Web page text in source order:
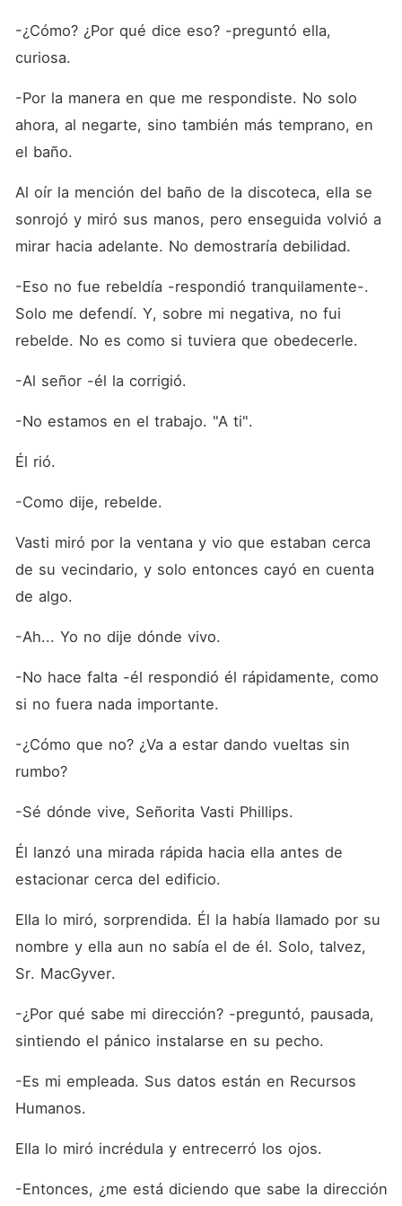
-¿Cómo? ¿Por qué dice eso? -preguntó ella,
curiosa.
-Por la manera en que me respondiste. No solo
ahora, al negarte, sino también más temprano, en
el baño.
Al oír la mención del baño de la discoteca, ella se
sonrojó y miró sus manos, pero enseguida volvió a
mirar hacia adelante. No demostraría debilidad.
-Eso no fue rebeldía -respondió tranquilamente-.
Solo me defendí. Y, sobre mi negativa, no fui
rebelde. No es como si tuviera que obedecerle.
-Al señor -él la corrigió.
-No estamos en el trabajo. "A ti".
Él rió.
-Como dije, rebelde.
Vasti miró por la ventana y vio que estaban cerca
de su vecindario, y solo entonces cayó en cuenta
de algo.
-Ah... Yo no dije dónde vivo.
-No hace falta -él respondió él rápidamente, como
si no fuera nada importante.
-¿Cómo que no? ¿Va a estar dando vueltas sin
rumbo?
-Sé dónde vive, Señorita Vasti Phillips.
Él lanzó una mirada rápida hacia ella antes de
estacionar cerca del edificio.
Ella lo miró, sorprendida. Él la había llamado por su
nombre y ella aun no sabía el de él. Solo, talvez,
Sr. MacGyver.
-¿Por qué sabe mi dirección? -preguntó, pausada,
sintiendo el pánico instalarse en su pecho.
-Es mi empleada. Sus datos están en Recursos
Humanos.
Ella lo miró incrédula y entrecerró los ojos.
-Entonces, ¿me está diciendo que sabe la dirección